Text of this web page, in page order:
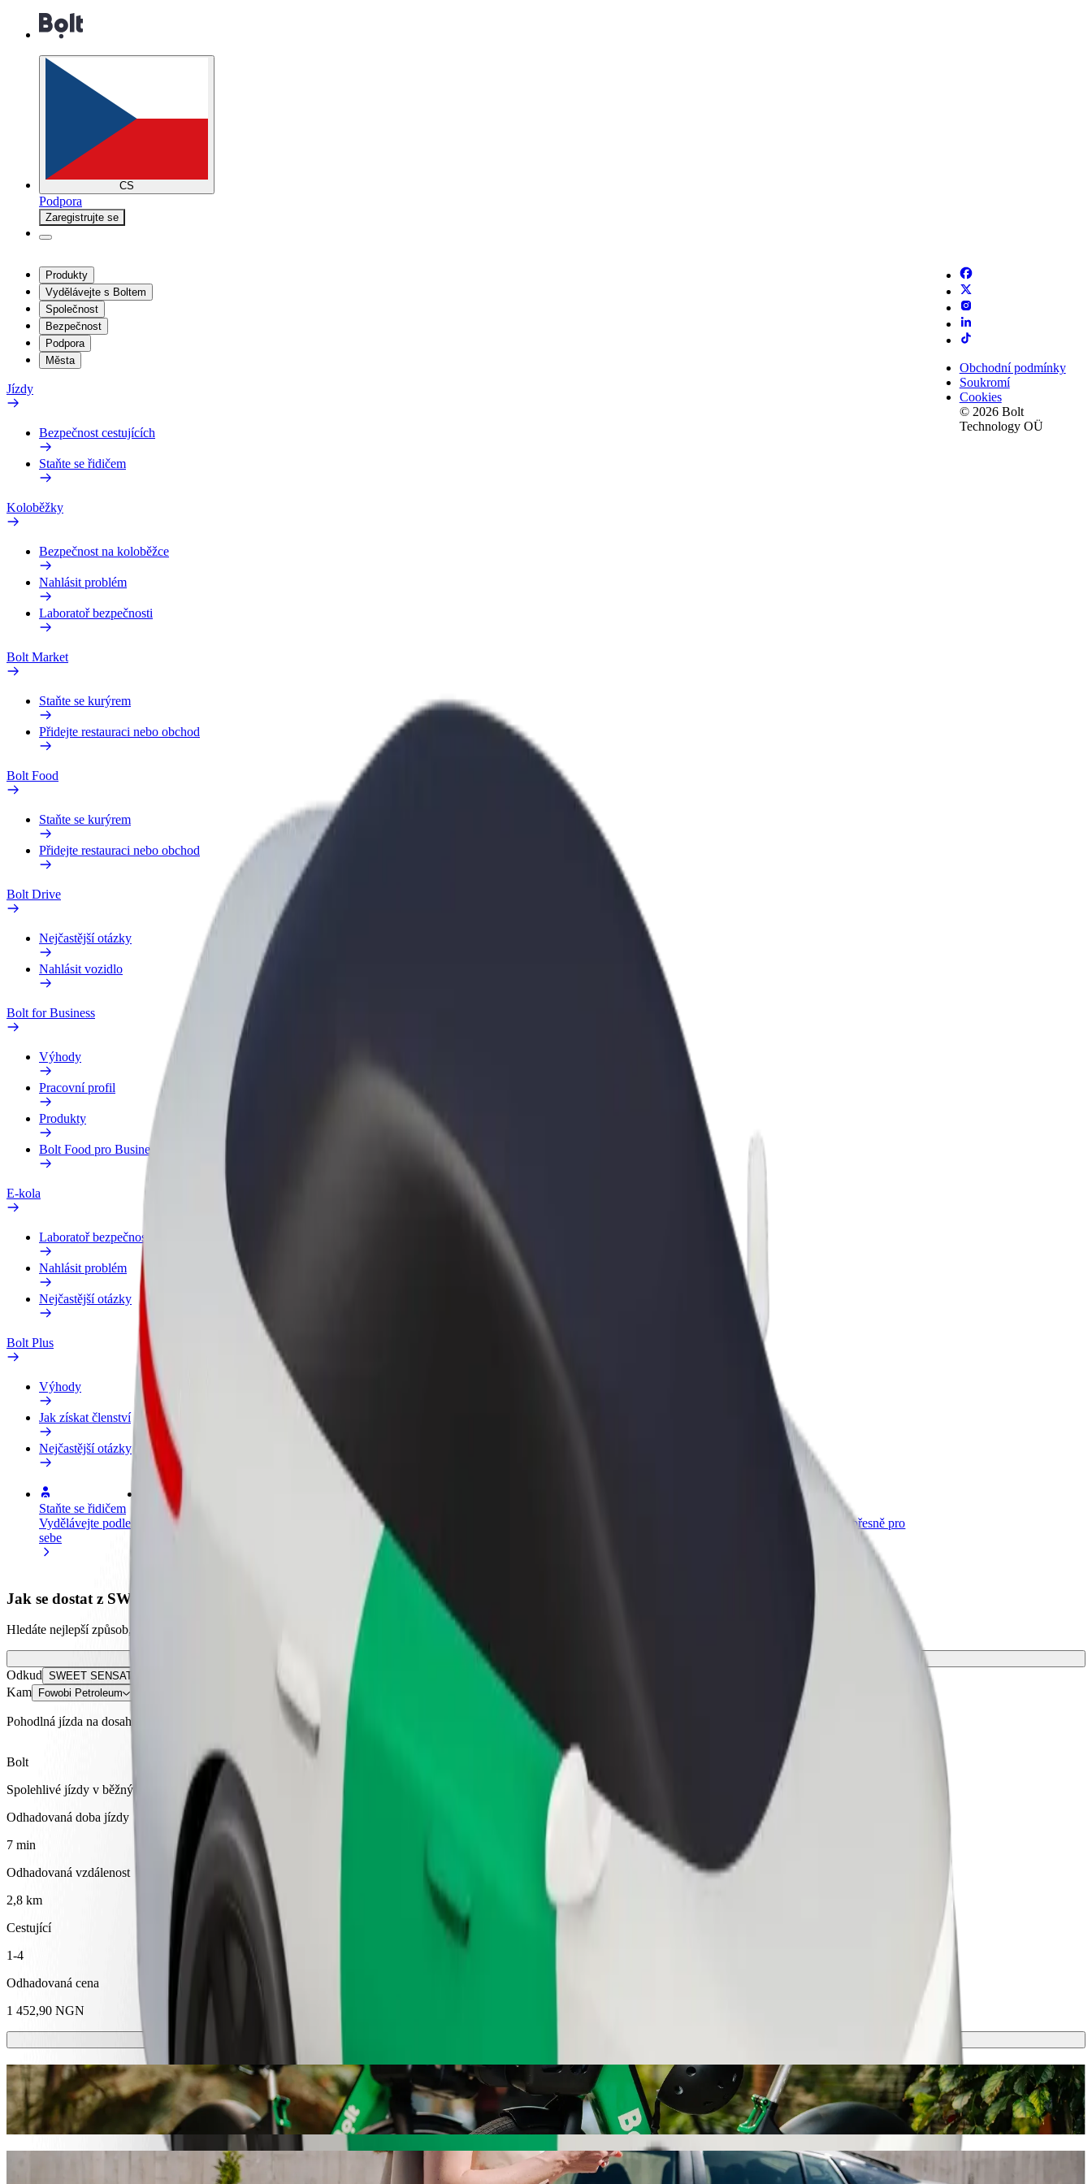
CS
Podpora
Zaregistrujte se
Produkty
Vydělávejte s Boltem
Společnost
Bezpečnost
Podpora
Města
Jízdy
Bezpečnost cestujících
Staňte se řidičem
Koloběžky
Bezpečnost na koloběžce
Nahlásit problém
Laboratoř bezpečnosti
Bolt Market
Staňte se kurýrem
Přidejte restauraci nebo obchod
Bolt Food
Staňte se kurýrem
Přidejte restauraci nebo obchod
Bolt Drive
Nejčastější otázky
Nahlásit vozidlo
Bolt for Business
Výhody
Pracovní profil
Produkty
Bolt Food pro Business
E-kola
Laboratoř bezpečnosti
Nahlásit problém
Nejčastější otázky
Bolt Plus
Výhody
Jak získat členství
Nejčastější otázky
Staňte se řidičem
Vydělávejte podle
sebe
Staňte se kurýrem
Doručujte jídlo a dostávejte výplatu
Přidejte restauraci nebo obchod
Oslovte více zákazníků a zvyšte si
tržby
Bolt for Business
Produkty a služby Boltu přesně pro
Obchodní podmínky
Soukromí
Cookies
© 2026 Bolt
Technology OÜ
Jak se dostat z SWEET SENSATION do Fowobi Petroleum
Hledáte nejlepší způsob, jak se dostat z SWEET SENSATION do Fowobi Petroleum? Prohlédněte si naše služby a najděte tu ideální pro svou cestu.
Odkud SWEET SENSATION
Kam Fowobi Petroleum
Pohodlná jízda na dosah ruky!
Bolt
Spolehlivé jízdy v běžných vozidlech střední velikosti.
Odhadovaná doba jízdy
7 min
Odhadovaná vzdálenost
2,8 km
Cestující
1-4
Odhadovaná cena
1 452,90 NGN
Koloběžky nebo e-kola
Přesouvejte se po Abeokuta na koloběžkách nebo e-kolech
Stáhnout aplikaci Bolt
Dostaňte se z SWEET SENSATION do Fowobi Petroleum s odvozem autem Bolt